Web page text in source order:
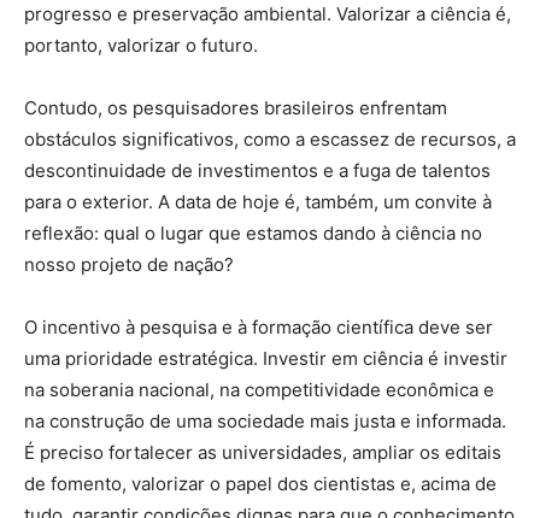
progresso e preservação ambiental. Valorizar a ciência é,
portanto, valorizar o futuro.
Contudo, os pesquisadores brasileiros enfrentam
obstáculos significativos, como a escassez de recursos, a
descontinuidade de investimentos e a fuga de talentos
para o exterior. A data de hoje é, também, um convite à
reflexão: qual o lugar que estamos dando à ciência no
nosso projeto de nação?
O incentivo à pesquisa e à formação científica deve ser
uma prioridade estratégica. Investir em ciência é investir
na soberania nacional, na competitividade econômica e
na construção de uma sociedade mais justa e informada.
É preciso fortalecer as universidades, ampliar os editais
de fomento, valorizar o papel dos cientistas e, acima de